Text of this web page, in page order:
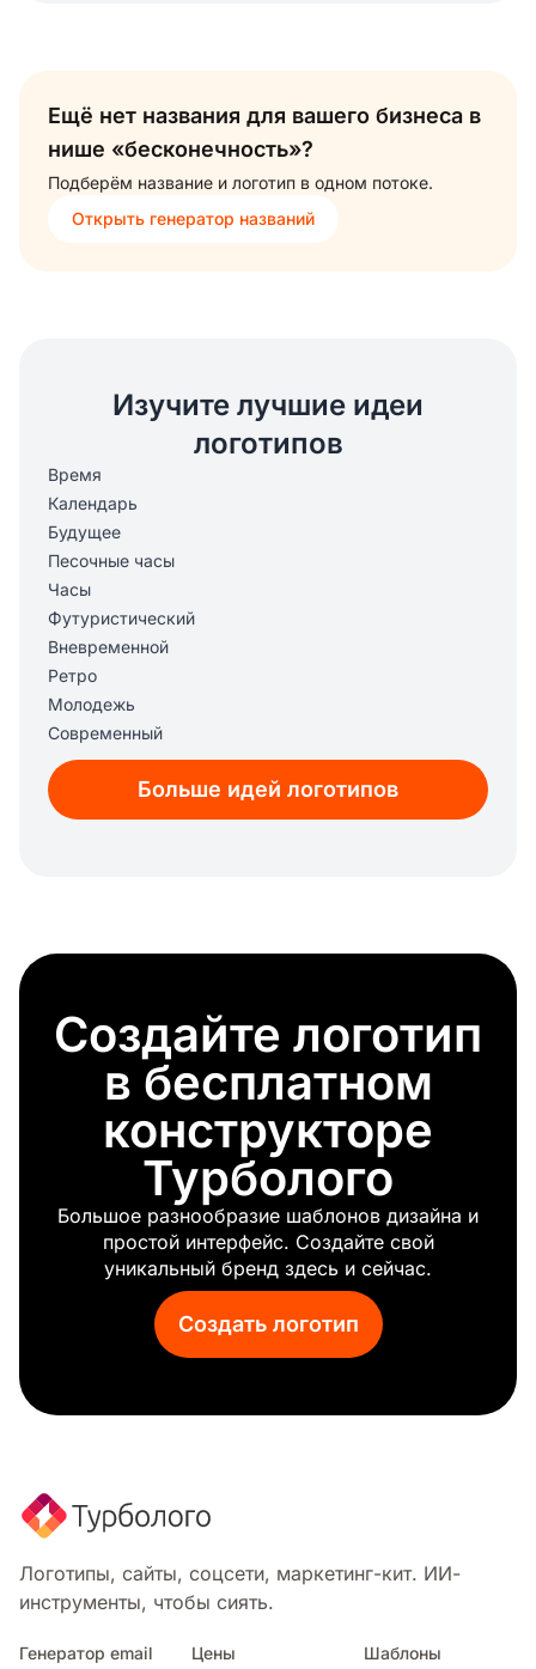
Ещё нет названия для вашего бизнеса в
нише «бесконечность»?
Подберём название и логотип в одном потоке.
Открыть генератор названий
Изучите лучшие идеи
логотипов
Время
Календарь
Будущее
Песочные часы
Часы
Футуристический
Вневременной
Ретро
Молодежь
Современный
Больше идей логотипов
Создайте логотип
в бесплатном
конструкторе
Турболого
Большое разнообразие шаблонов дизайна и
простой интерфейс. Создайте свой
уникальный бренд здесь и сейчас.
Создать логотип
Логотипы, сайты, соцсети, маркетинг-кит. ИИ-
инструменты, чтобы сиять.
Генератор email
Цены Шаблоны